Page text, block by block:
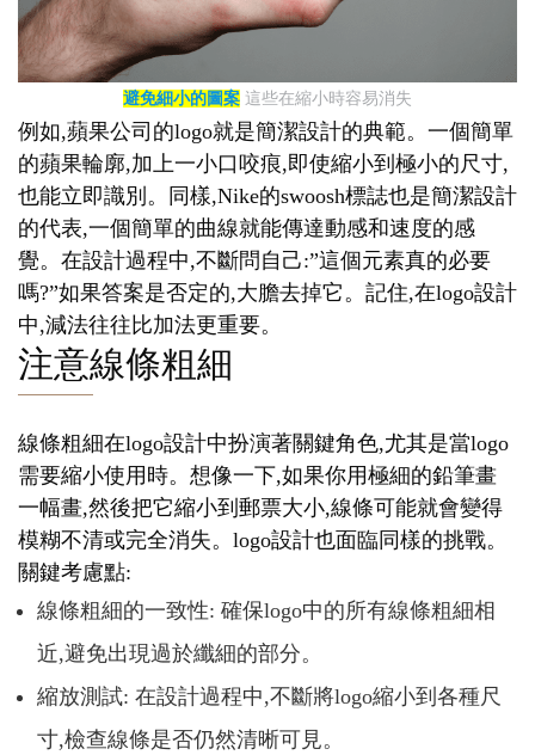
避免細小的圖案 這些在縮小時容易消失
例如,蘋果公司的logo就是簡潔設計的典範。一個簡單
的蘋果輪廓,加上一小口咬痕,即使縮小到極小的尺寸,
也能立即識別。同樣,Nike的swoosh標誌也是簡潔設計
的代表,一個簡單的曲線就能傳達動感和速度的感
覺。在設計過程中,不斷問自己:”這個元素真的必要
嗎?”如果答案是否定的,大膽去掉它。記住,在logo設計
中,減法往往比加法更重要。
注意線條粗細
線條粗細在logo設計中扮演著關鍵角色,尤其是當logo
需要縮小使用時。想像一下,如果你用極細的鉛筆畫
一幅畫,然後把它縮小到郵票大小,線條可能就會變得
模糊不清或完全消失。logo設計也面臨同樣的挑戰。
關鍵考慮點:
線條粗細的一致性: 確保logo中的所有線條粗細相
近,避免出現過於纖細的部分。
縮放測試: 在設計過程中,不斷將logo縮小到各種尺
寸,檢查線條是否仍然清晰可見。